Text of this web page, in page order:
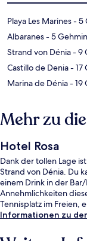
Playa Les Marines- 5
Albaranes- 5
Strand von Dénia- 9
Castillo de Denia- 17
Marina de Dénia- 19
Mehr zu
Hotel Rosa
Dank der tollen Lage
Strand von Dénia. Du
einem Drink in der
Annehmlichkeiten
Tennisplatz im Freien,
Informationen zu